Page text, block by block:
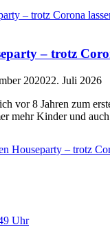
– trotz
202022. Juli 2026
vor 8 Jahren zum
mehr Kinder und
Houseparty – trotz
Uhr